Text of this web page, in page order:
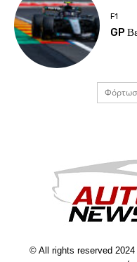
F1
GP
© All rights reserved